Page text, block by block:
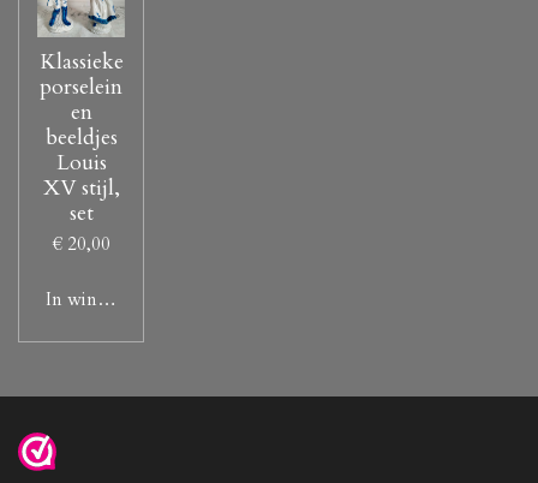
Klassieke
porselein
en
beeldjes
Louis
XV stijl,
set
€ 20,00
In winkelwagen